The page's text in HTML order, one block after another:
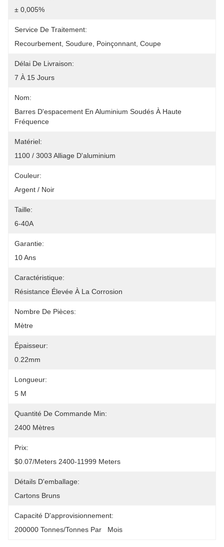
± 0,005%
Service De Traitement:
Recourbement, Soudure, Poinçonnant, Coupe
Délai De Livraison:
7 À 15 Jours
Nom:
Barres D'espacement En Aluminium Soudés À Haute
Fréquence
Matériel:
1100 / 3003 Alliage D'aluminium
Couleur:
Argent / Noir
Taille:
6-40A
Garantie:
10 Ans
Caractéristique:
Résistance Élevée À La Corrosion
Nombre De Pièces:
Mètre
Épaisseur:
0.22mm
Longueur:
5 M
Quantité De Commande Min:
2400 Mètres
Prix:
$0.07/meters 2400-11999 Meters
Détails D'emballage:
Cartons Bruns
Capacité D'approvisionnement:
200000 Tonnes/tonnes Par   Mois